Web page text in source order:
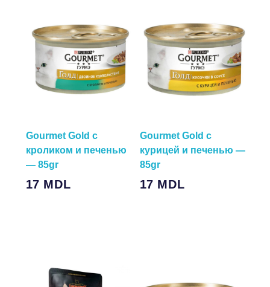
Gourmet Gold с
кроликом и печенью
— 85gr
17 MDL
Gourmet Gold с
курицей и печенью —
85gr
17 MDL